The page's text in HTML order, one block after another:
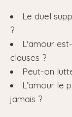
Le duel
?
L'amour
clauses ?
Peut-on
L’amour le
jamais ?